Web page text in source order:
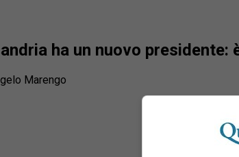
ha un nuovo presidente:
Marengo